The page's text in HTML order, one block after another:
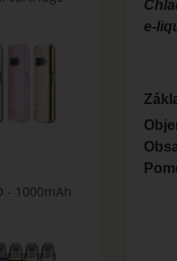
e-
- 1000mAh